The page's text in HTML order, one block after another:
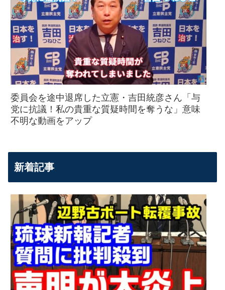
委員会を途中退席した立憲・吉田統彦さん「与
党に抗議！私の貴重な質疑時間を奪うな」意味
不明な動画をアップ
新着記事